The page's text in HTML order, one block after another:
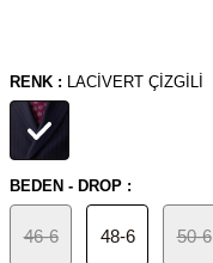
RENK : LACIVERT ÇIZGILI
BEDEN - DROP :
46-6 48-6 50-6